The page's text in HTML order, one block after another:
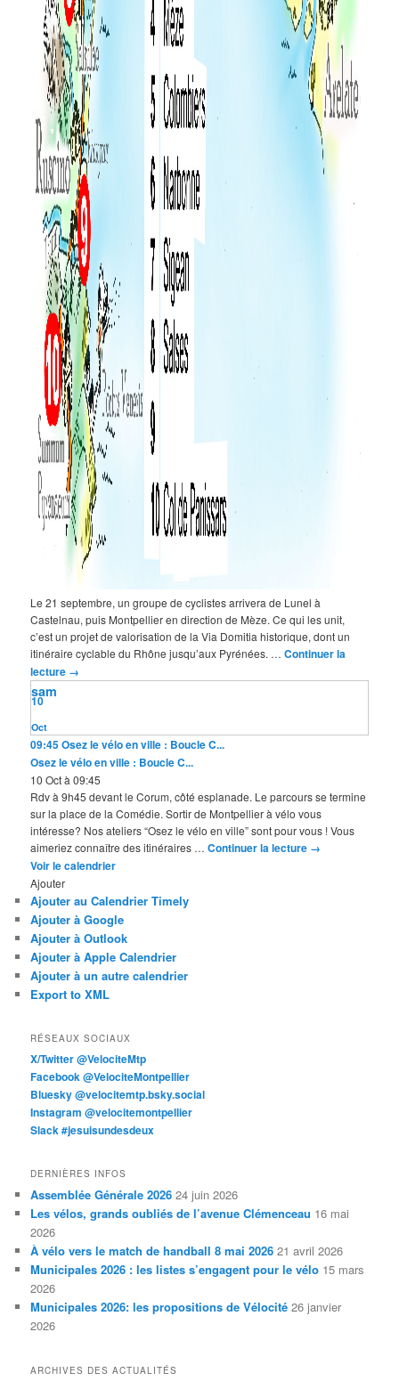
Le 21 septembre, un groupe de cyclistes arrivera de Lunel à
Castelnau, puis Montpellier en direction de Mèze. Ce qui les unit,
c’est un projet de valorisation de la Via Domitia historique, dont un
itinéraire cyclable du Rhône jusqu’aux Pyrénées. …Continuer la
lecture →
Oct
10
sam
09:45Osez le vélo en ville : Boucle C...
Osez le vélo en ville : Boucle C...
10 Oct à 09:45
Rdv à 9h45 devant le Corum, côté esplanade. Le parcours se termine
sur la place de la Comédie. Sortir de Montpellier à vélo vous
intéresse? Nos ateliers “Osez le vélo en ville” sont pour vous ! Vous
aimeriez connaître des itinéraires …Continuer la lecture →
Voir le calendrier
Ajouter
Ajouter au Calendrier Timely
Ajouter à Google
Ajouter à Outlook
Ajouter à Apple Calendrier
Ajouter à un autre calendrier
Export to XML
RÉSEAUX SOCIAUX
X/Twitter @VelociteMtp
Facebook @VelociteMontpellier
Bluesky @velocitemtp.bsky.social
Instagram @velocitemontpellier
Slack #jesuisundesdeux
DERNIÈRES INFOS
Assemblée Générale 2026 24 juin 2026
Les vélos, grands oubliés de l’avenue Clémenceau 16 mai
2026
À vélo vers le match de handball 8 mai 2026 21 avril 2026
Municipales 2026 : les listes s’engagent pour le vélo 15 mars
2026
Municipales 2026: les propositions de Vélocité 26 janvier
2026
ARCHIVES DES ACTUALITÉS